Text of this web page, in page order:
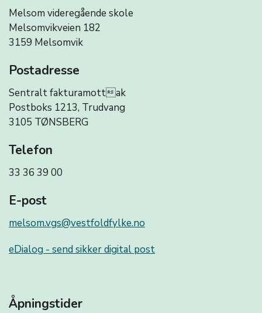
Melsom videregående skole
Melsomvikveien 182
3159 Melsomvik
Postadresse
Sentralt fakturamottak
Postboks 1213, Trudvang
3105 TØNSBERG
Telefon
33 36 39 00
E-post
melsom.vgs@vestfoldfylke.no
eDialog - send sikker digital post
Åpningstider